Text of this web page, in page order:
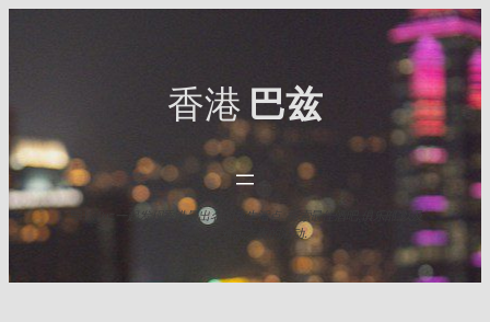
香港 巴兹
与HK Baz一起发现香港最出名的夜生活点. 探索最佳酒吧,俱乐部,以及
2025年难忘之夜的活动.